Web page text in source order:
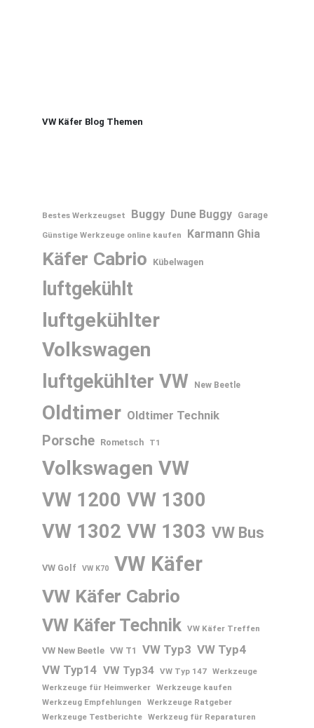
VW Käfer Blog Themen
Bestes Werkzeugset Buggy Dune Buggy
Garage
Günstige Werkzeuge online kaufen
Karmann Ghia
Käfer Cabrio Kübelwagen
luftgekühlt
luftgekühlter
Volkswagen
luftgekühlter VW New Beetle
Oldtimer Oldtimer Technik
Porsche Rometsch T1
Volkswagen VW
VW 1200 VW 1300
VW 1302 VW 1303 VW Bus
VW Golf VW K70 VW Käfer
VW Käfer Cabrio
VW Käfer Technik VW Käfer Treffen
VW New Beetle VW T1 VW Typ3 VW Typ4
VW Typ14 VW Typ34 VW Typ 147 Werkzeuge
Werkzeuge für Heimwerker Werkzeuge kaufen
Werkzeug Empfehlungen
Werkzeuge Ratgeber
Werkzeuge Testberichte Werkzeug für Reparaturen